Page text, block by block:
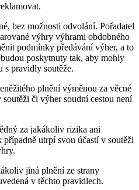
bez možnosti odvolání. Pořadatel
výhry výhrami obdobného
podmínky předávání výher, a to
poskytnuty tak, aby mohly
s pravidly soutěže.
plnění výměnou za věcné
či výher soudní cestou není
za jakákoliv rizika ani
utrpí svou účastí v soutěži
jiná plnění ze strany
v těchto pravidlech.